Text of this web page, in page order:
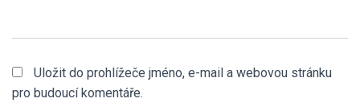
Uložit do prohlížeče jméno, e-mail a webovou stránku
pro budoucí komentáře.